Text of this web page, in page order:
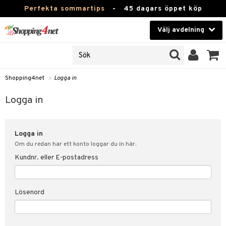
Perfekta sommartips - 45 dagars öppet köp
Välj avdelning
Kontaktlinser
Hälsokost
Fitness
Hem & Inredning
Leksaker, Barn & Baby
Varumärken
Shopping4net » Logga in
Logga in
Logga in
Om du redan har ett konto loggar du in här.
Kundnr. eller E-postadress
Lösenord
svar